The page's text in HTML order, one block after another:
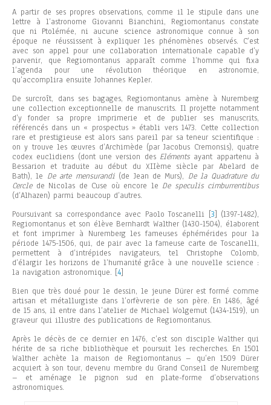
A partir de ses propres observations, comme il le stipule dans une
lettre à l’astronome Giovanni Bianchini, Regiomontanus constate
que ni Ptolémée, ni aucune science astronomique connue à son
époque ne réussissent à expliquer les phénomènes observés. C’est
avec son appel pour une collaboration internationale capable d’y
parvenir, que Regiomontanus apparaît comme l’homme qui fixa
l’agenda pour une révolution théorique en astronomie,
qu’accomplira ensuite Johannes Kepler.
De surcroît, dans ses bagages, Regiomontanus amène à Nuremberg
une collection exceptionnelle de manuscrits. Il projette notamment
d’y fonder sa propre imprimerie et de publier ses manuscrits,
référencés dans un « prospectus » établi vers 1473. Cette collection
rare et prestigieuse est alors sans pareil par sa teneur scientifique :
on y trouve les œuvres d’Archimède (par Jacobus Cremonsis), quatre
codex euclidiens (dont une version des Elémentsayant appartenu à
Bessarion et traduite au début du XIIème siècle par Abelard de
Bath), le De arte mensurandi(de Jean de Murs), De la Quadrature du
Cerclede Nicolas de Cuse où encore le De speculis cimburrentibus
(d’Alhazen) parmi beaucoup d’autres.
Poursuivant sa correspondance avec Paolo Toscanelli [3] (1397-1482),
Regiomontanus et son élève Bernhardt Walther (1430-1504), élaborent
et font imprimer à Nuremberg les fameuses éphémérides pour la
période 1475-1506, qui, de pair avec la fameuse carte de Toscanelli,
permettent à d’intrépides navigateurs, tel Christophe Colomb,
d’élargir les horizons de l’humanité grâce à une nouvelle science :
la navigation astronomique. [4]
Bien que très doué pour le dessin, le jeune Dürer est formé comme
artisan et métallurgiste dans l’orfèvrerie de son père. En 1486, âgé
de 15 ans, il entre dans l’atelier de Michael Wolgemut (1434-1519), un
graveur qui illustre des publications de Regiomontanus.
Après le décès de ce dernier en 1476, c’est son disciple Walther qui
hérite de sa riche bibliothèque et poursuit les recherches. En 1501
Walther achète la maison de Regiomontanus – qu’en 1509 Dürer
acquiert à son tour, devenu membre du Grand Conseil de Nuremberg
– et aménage le pignon sud en plate-forme d’observations
astronomiques.